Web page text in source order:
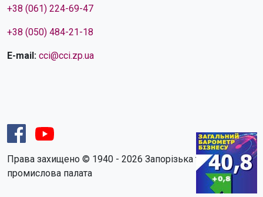
+38 (061) 224-69-47
+38 (050) 484-21-18
E-mail: cci@cci.zp.ua
Права захищено © 1940 - 2026 Запорізька торгово-
промислова палата